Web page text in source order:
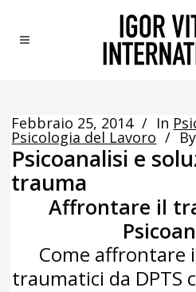
Febbraio 25, 2014 In
Psicologia del Lavoro By
Psicoanalisi e
trauma
Affrontare il
Come affrontare
traumatici da DPTS